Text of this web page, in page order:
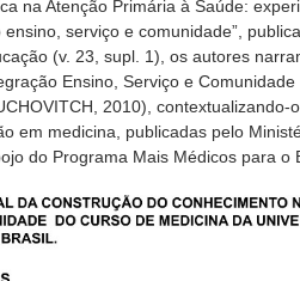
na Atenção Primária à Saúde:
serviço e comunidade”,
(v. 23, supl. 1), os autores
Ensino, Serviço e
2010),
em medicina, publicadas pelo
do Programa Mais Médicos para o